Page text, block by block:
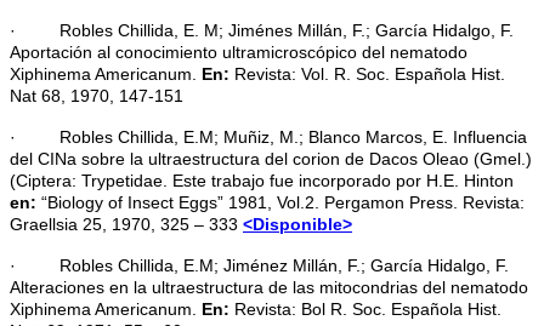
· Robles Chillida, E. M; Jiménes Millán, F.; García Hidalgo, F.
Aportación al conocimiento ultramicroscópico del nematodo
Xiphinema Americanum. En: Revista: Vol. R. Soc. Española Hist.
Nat 68, 1970, 147-151
· Robles Chillida, E.M; Muñiz, M.; Blanco Marcos, E. Influencia
del CINa sobre la ultraestructura del corion de Dacos Oleao (Gmel.)
(Ciptera: Trypetidae. Este trabajo fue incorporado por H.E. Hinton
en: “Biology of Insect Eggs” 1981, Vol.2. Pergamon Press. Revista:
Graellsia 25, 1970, 325 – 333 <Disponible>
· Robles Chillida, E.M; Jiménez Millán, F.; García Hidalgo, F.
Alteraciones en la ultraestructura de las mitocondrias del nematodo
Xiphinema Americanum. En: Revista: Bol R. Soc. Española Hist.